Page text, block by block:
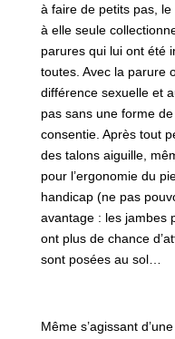
à faire de petits pas,
à elle seule
parures qui lui ont été
toutes. Avec la parure
différence sexuelle et
pas sans une forme
consentie. Après tout
des talons aiguille,
pour l’ergonomie du
handicap (ne pas
avantage : les jambes
ont plus de chance
sont posées au sol…
Même s’agissant